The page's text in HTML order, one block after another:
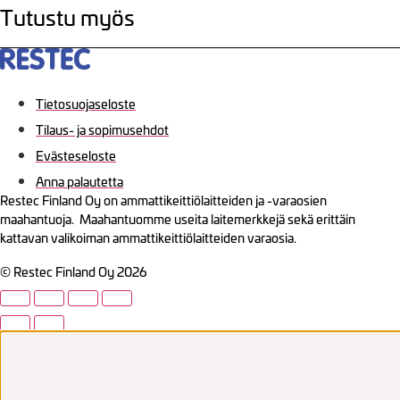
Tutustu myös
Tietosuojaseloste
Tilaus- ja sopimusehdot
Evästeseloste
Anna palautetta
Restec Finland Oy on ammattikeittiölaitteiden ja -varaosien
maahantuoja. Maahantuomme useita laitemerkkejä sekä erittäin
kattavan valikoiman ammattikeittiölaitteiden varaosia.
© Restec Finland Oy 2026